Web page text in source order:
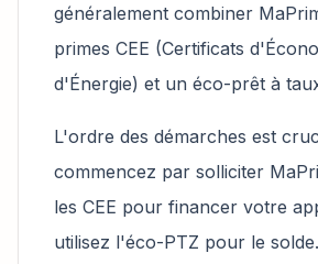
généralement combiner
primes CEE (Certificats
d'Énergie) et un éco-prêt à
L'ordre des démarches est
commencez par solliciter
les CEE pour financer votre
utilisez l'éco-PTZ pour le